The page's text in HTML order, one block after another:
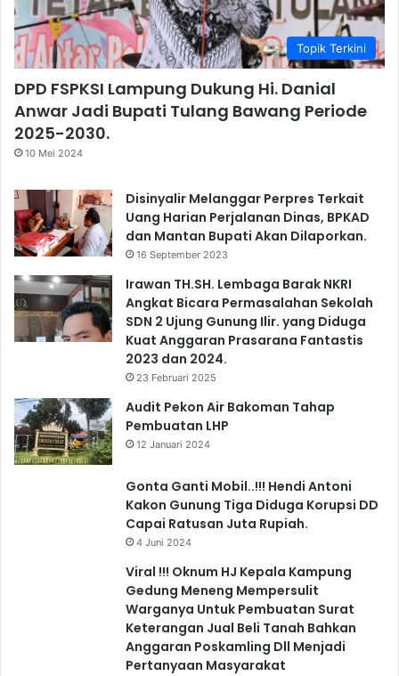
Topik Terkini
DPD FSPKSI Lampung Dukung Hi. Danial
Anwar Jadi Bupati Tulang Bawang Periode
2025-2030.
10 Mei 2024
Disinyalir Melanggar Perpres Terkait
Uang Harian Perjalanan Dinas, BPKAD
dan Mantan Bupati Akan Dilaporkan.
16 September 2023
Irawan TH.SH. Lembaga Barak NKRI
Angkat Bicara Permasalahan Sekolah
SDN 2 Ujung Gunung Ilir. yang Diduga
Kuat Anggaran Prasarana Fantastis
2023 dan 2024.
23 Februari 2025
Audit Pekon Air Bakoman Tahap
Pembuatan LHP
12 Januari 2024
Gonta Ganti Mobil..!!! Hendi Antoni
Kakon Gunung Tiga Diduga Korupsi DD
Capai Ratusan Juta Rupiah.
4 Juni 2024
Viral !!! Oknum HJ Kepala Kampung
Gedung Meneng Mempersulit
Warganya Untuk Pembuatan Surat
Keterangan Jual Beli Tanah Bahkan
Anggaran Poskamling Dll Menjadi
Pertanyaan Masyarakat